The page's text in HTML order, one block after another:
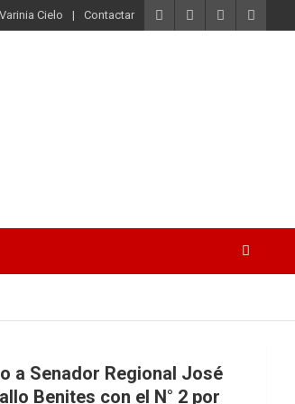
Varinia Cielo Contactar
a Senador Regional José
Benites con el N° 2 por